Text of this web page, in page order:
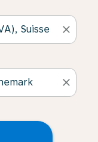
close
close